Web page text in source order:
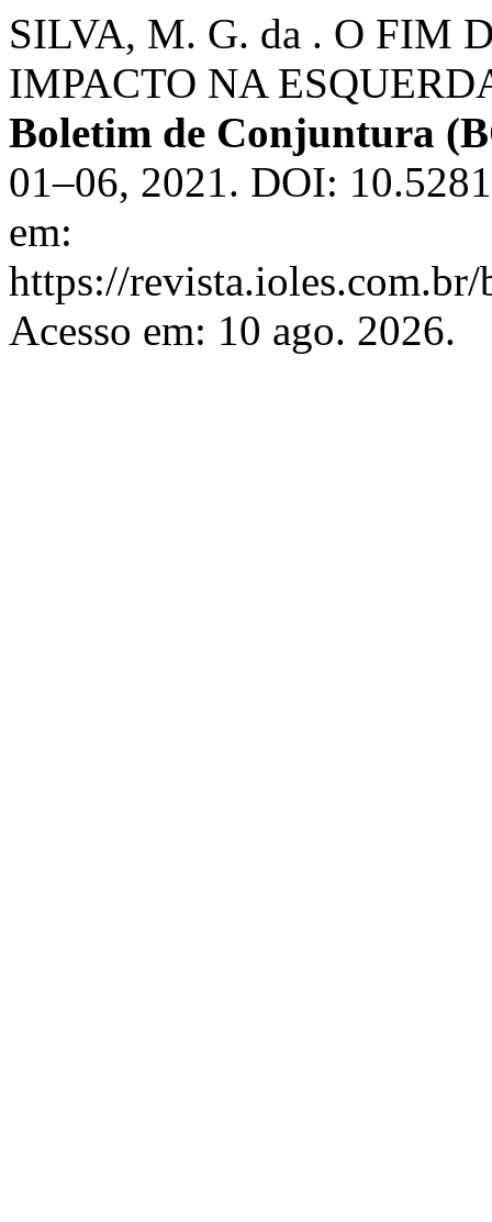
SILVA, M. G. da . O FIM
IMPACTO NA
Boletim de Conjuntura
01–06, 2021. DOI:
em:
https://
Acesso em: 10 ago. 2026.